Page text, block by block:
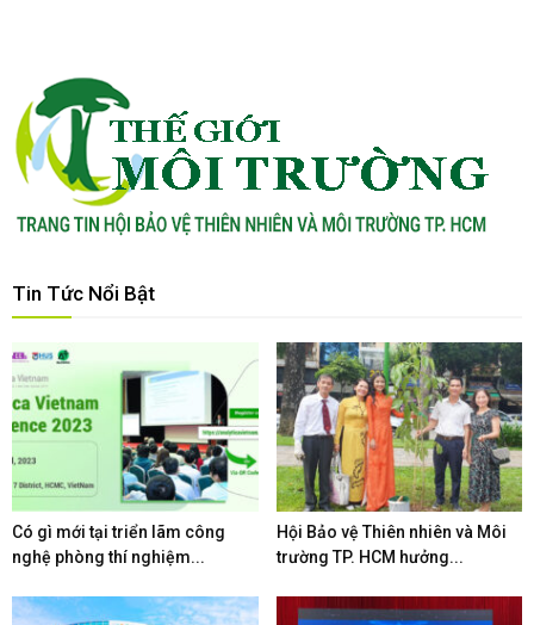
Tin Tức Nổi Bật
Có gì mới tại triển lãm công
nghệ phòng thí nghiệm...
Hội Bảo vệ Thiên nhiên và Môi
trường TP. HCM hưởng...